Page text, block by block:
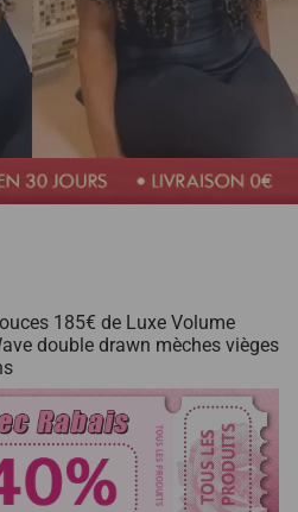
185€ de Luxe Volume
double drawn mèches vièges